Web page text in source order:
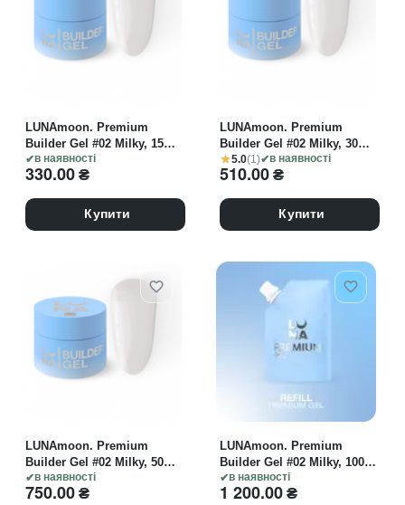
в наявності
LUNAmoon. Premium
Builder Gel #02 Milky, 15
ml, гель моделюючий,
молочний
330.00₴
Купити
5.0(1) в наявності
LUNAmoon. Premium
Builder Gel #02 Milky, 30
ml, гель моделюючий,
молочний
510.00₴
Купити
в наявності
LUNAmoon. Premium
Builder Gel #02 Milky, 50
ml, гель моделюючий,
молочний
750.00₴
в наявності
LUNAmoon. Premium
Builder Gel #02 Milky, 100
ml, гель моделюючий,
молочний
1 200.00₴